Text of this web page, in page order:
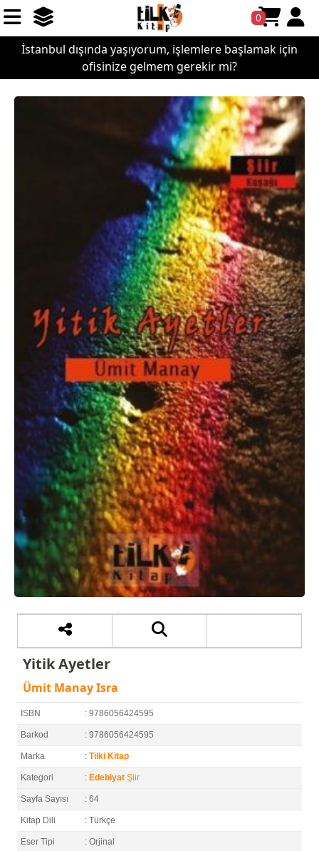
0
İstanbul dışında yaşıyorum, işlemlere başlamak için
ofisinize gelmem gerekir mi?
Yitik Ayetler
Ümit Manay Isra
ISBN : 9786056424595
Barkod : 9786056424595
Marka : Tilki Kitap
Kategori : Edebiyat Şiir
Sayfa Sayısı : 64
Kitap Dili : Türkçe
Eser Tipi : Orjinal